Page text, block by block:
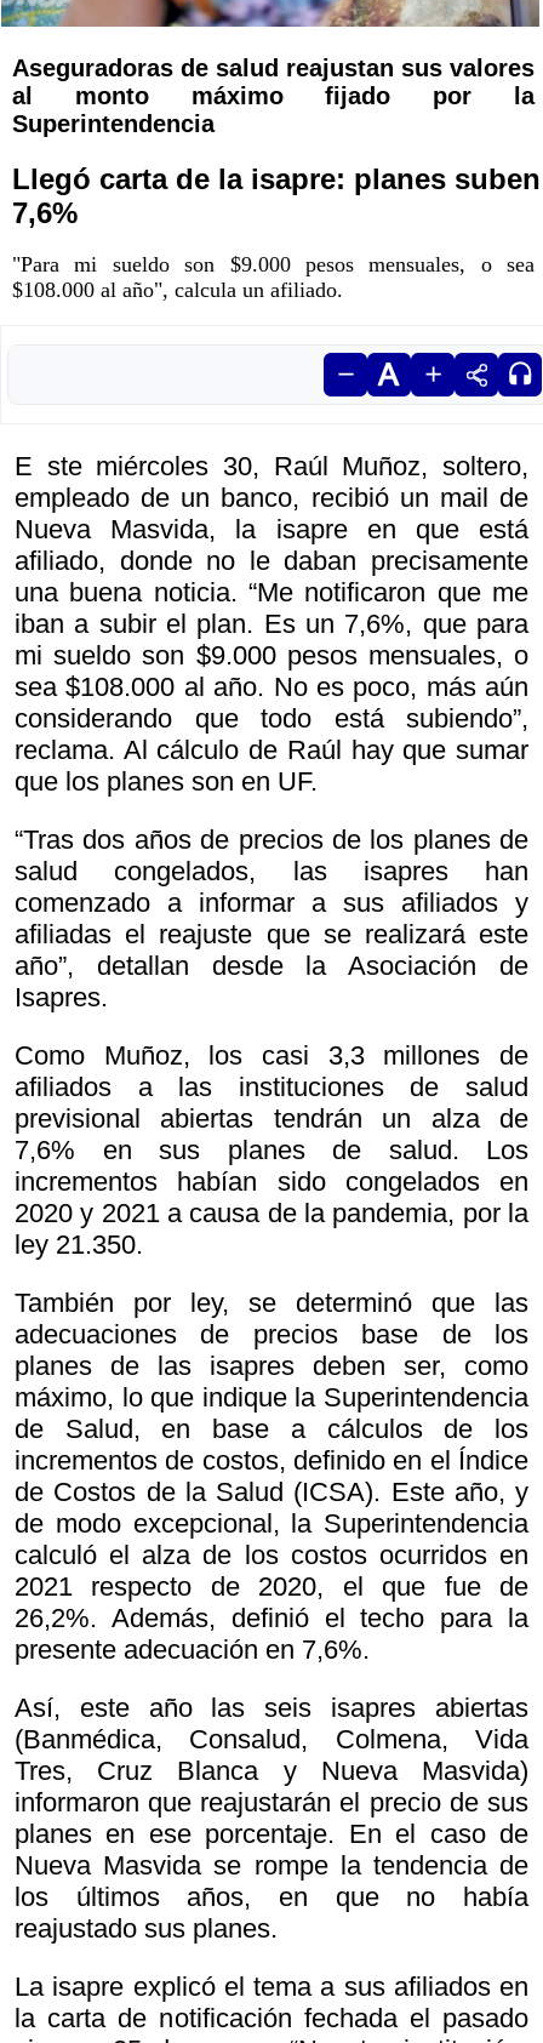
Aseguradoras de salud reajustan sus valores
al monto máximo fijado por la
Superintendencia
Llegó carta de la isapre: planes suben
7,6%
"Para mi sueldo son $9.000 pesos mensuales, o sea
$108.000 al año", calcula un afiliado.
E ste miércoles 30, Raúl Muñoz, soltero,
empleado de un banco, recibió un mail de
Nueva Masvida, la isapre en que está
afiliado, donde no le daban precisamente
una buena noticia. “Me notificaron que me
iban a subir el plan. Es un 7,6%, que para
mi sueldo son $9.000 pesos mensuales, o
sea $108.000 al año. No es poco, más aún
considerando que todo está subiendo”,
reclama. Al cálculo de Raúl hay que sumar
que los planes son en UF.
“Tras dos años de precios de los planes de
salud congelados, las isapres han
comenzado a informar a sus afiliados y
afiliadas el reajuste que se realizará este
año”, detallan desde la Asociación de
Isapres.
Como Muñoz, los casi 3,3 millones de
afiliados a las instituciones de salud
previsional abiertas tendrán un alza de
7,6% en sus planes de salud. Los
incrementos habían sido congelados en
2020 y 2021 a causa de la pandemia, por la
ley 21.350.
También por ley, se determinó que las
adecuaciones de precios base de los
planes de las isapres deben ser, como
máximo, lo que indique la Superintendencia
de Salud, en base a cálculos de los
incrementos de costos, definido en el Índice
de Costos de la Salud (ICSA). Este año, y
de modo excepcional, la Superintendencia
calculó el alza de los costos ocurridos en
2021 respecto de 2020, el que fue de
26,2%. Además, definió el techo para la
presente adecuación en 7,6%.
Así, este año las seis isapres abiertas
(Banmédica, Consalud, Colmena, Vida
Tres, Cruz Blanca y Nueva Masvida)
informaron que reajustarán el precio de sus
planes en ese porcentaje. En el caso de
Nueva Masvida se rompe la tendencia de
los últimos años, en que no había
reajustado sus planes.
La isapre explicó el tema a sus afiliados en
la carta de notificación fechada el pasado